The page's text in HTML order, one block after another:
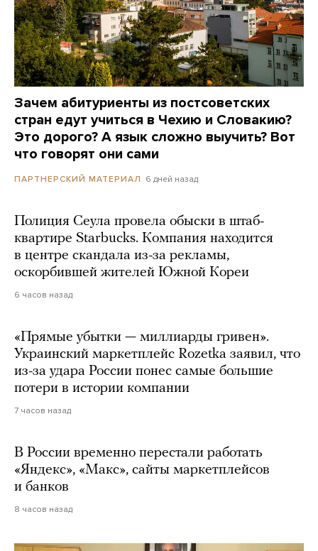
Зачем абитуриенты из постсоветских
стран едут учиться в Чехию и Словакию?
Это дорого? А язык сложно выучить? Вот
что говорят они сами
ПАРТНЕРСКИЙ МАТЕРИАЛ 6 дней назад
Полиция Сеула провела обыски в штаб-
квартире Starbucks. Компания находится
в центре скандала из-за рекламы,
оскорбившей жителей Южной Кореи
6 часов назад
«Прямые убытки — миллиарды гривен».
Украинский маркетплейс Rozetka заявил, что
из-за удара России понес самые большие
потери в истории компании
7 часов назад
В России временно перестали работать
«Яндекс», «Макс», сайты маркетплейсов
и банков
8 часов назад